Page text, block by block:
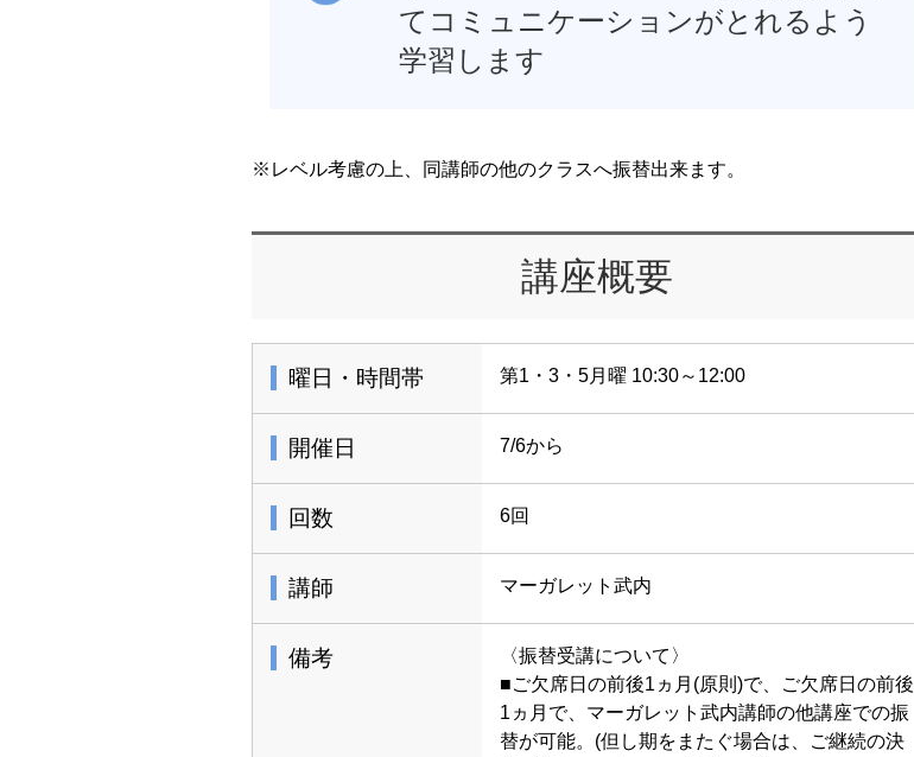
てコミュニケーションがとれるよう
学習します
※レベル考慮の上、同講師の他のクラスへ振替出来ます。
講座概要
曜日・時間帯 第1・3・5月曜 10:30～12:00
開催日 7/6から
回数 6回
講師 マーガレット武内
備考
〈振替受講について〉
■ご欠席日の前後1ヵ月(原則)で、ご欠席日の前後
1ヵ月で、マーガレット武内講師の他講座での振
替が可能。(但し期をまたぐ場合は、ご継続の決